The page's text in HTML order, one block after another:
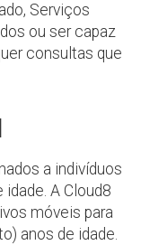
Serviços
ou ser capaz
consultas que
a indivíduos
A Cloud8
móveis para
anos de idade.